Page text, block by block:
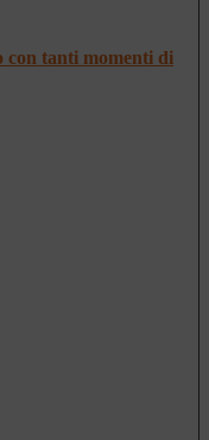
con tanti momenti di